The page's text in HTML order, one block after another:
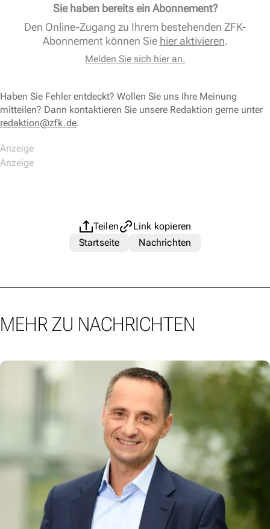
Sie haben bereits ein Abonnement?
Den Online-Zugang zu Ihrem bestehenden ZFK-
Abonnement können Sie hier aktivieren.
Melden Sie sich hier an.
Haben Sie Fehler entdeckt? Wollen Sie uns Ihre Meinung
mitteilen? Dann kontaktieren Sie unsere Redaktion gerne unter
redaktion@zfk.de.
Teilen
Link kopieren
Startseite
Nachrichten
MEHR ZU NACHRICHTEN